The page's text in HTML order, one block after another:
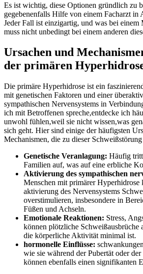
Es ist wichtig, diese ‍Optionen ‌gründlich zu
gegebenenfalls Hilfe von einem Facharzt ⁤in
⁤Jeder Fall ist einzigartig, und was bei einem⁢
muss nicht unbedingt ⁣bei einem anderen
Ursachen und
⁣der primären
Die primäre ‍Hyperhidrose ist ein
mit genetischen Faktoren und einer
sympathischen⁢ Nervensystems⁤ in‌
ich mit Betroffenen spreche,entdecke ich
unwohl fühlen,weil sie nicht wissen,was
sich geht. Hier ⁤sind einige der‌ häufigsten
Mechanismen, die zu dieser⁤
Genetische Veranlagung: Häufig
Familien auf, ⁣was auf eine erbliche
Aktivierung​ des sympathischen
Menschen ⁢mit primärer‍ Hyperhidrose
aktivierung des Nervensystems
⁤overstimulieren, insbesondere in
Füßen und Achseln.
Emotionale Reaktionen: Stress,
können plötzliche Schweißausbrüche
die körperliche Aktivität ‍minimal ist.
hormonelle Einflüsse:
wie sie während der Pubertät oder
können ebenfalls einen signifikanten